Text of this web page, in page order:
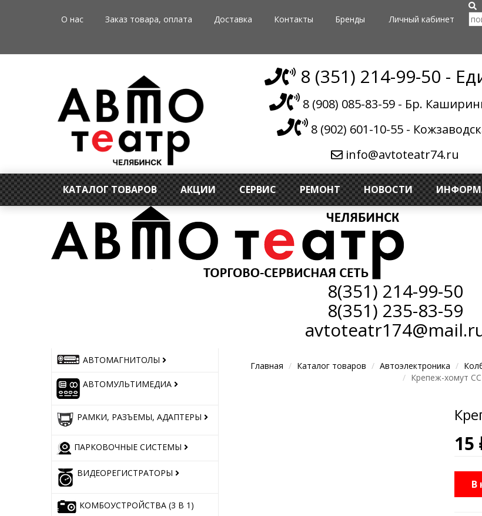
О нас Заказ товара, оплата Доставка Контакты Бренды Личный кабинет
8 (351) 214-99-50 -
8 (908) 085-83-59 - Бр.
8 (902) 601-10-55 -
info@avtoteatr74.ru
КАТАЛОГ ТОВАРОВ АКЦИИ СЕРВИС РЕМОНТ НОВОСТИ
8(351) 214-99-50
8(351) 235-83-59
АВТОМАГНИТОЛЫ
АВТОМУЛЬТИМЕДИА
РАМКИ, РАЗЪЕМЫ, АДАПТЕРЫ
ПАРКОВОЧНЫЕ СИСТЕМЫ
ВИДЕОРЕГИСТРАТОРЫ
КОМБОУСТРОЙСТВА (3 В 1)
Главная Каталог товаров Автоэлектроника
Крепеж-хомут
15
В